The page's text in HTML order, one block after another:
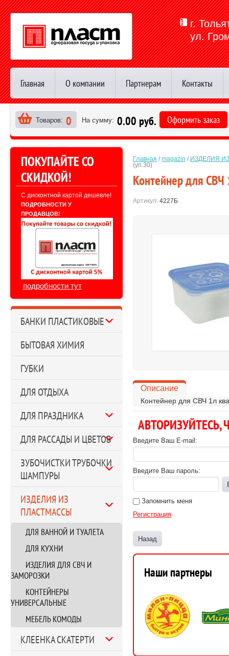
г.
ул.
Главная О компании Партнерам Контакты
Товаров: 0 На сумму: 0.00 руб. Оформить заказ
ПОКУПАЙТЕ СО
СКИДКОЙ!
С дисконтной картой дешевле!
ПОДРОБНОСТИ У
ПРОДАВЦОВ!
подробности тут
БАНКИ ПЛАСТИКОВЫЕ
БЫТОВАЯ ХИМИЯ
ГУБКИ
ДЛЯ ОТДЫХА
ДЛЯ ПРАЗДНИКА
ДЛЯ РАССАДЫ И ЦВЕТОВ
ЗУБОЧИСТКИ ТРУБОЧКИ
ШАМПУРЫ
ИЗДЕЛИЯ ИЗ
ПЛАСТМАССЫ
ДЛЯ ВАННОЙ И ТУАЛЕТА
ДЛЯ КУХНИ
ИЗДЕЛИЯ ДЛЯ СВЧ И
ЗАМОРОЗКИ
КОНТЕЙНЕРЫ
УНИВЕРСАЛЬНЫЕ
МЕБЕЛЬ КОМОДЫ
КЛЕЕНКА СКАТЕРТИ
>
Главная / magazin / ИЗДЕЛИЯ
(уп.30)
Контейнер для СВЧ
Артикул: 4227Б
Описание
Контейнер для СВЧ 1л
Введите Ваш E-mail:
Введите Ваш пароль:
Запомнить меня
Регистрация
Назад
Наши партнеры